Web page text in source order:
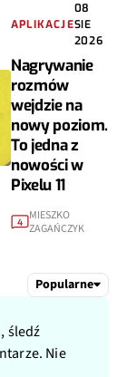
APLIKACJE
08
SIE
2026
Nagrywanie
rozmów
wejdzie na
nowy poziom.
To jedna z
nowości w
Pixelu 11
4 MIESZKO
ZAGAŃCZYK
Popularne
śledź
Nie